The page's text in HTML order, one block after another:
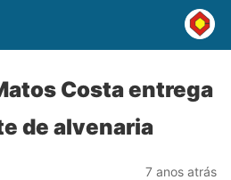
Costa entrega
de alvenaria
7 anos atrás